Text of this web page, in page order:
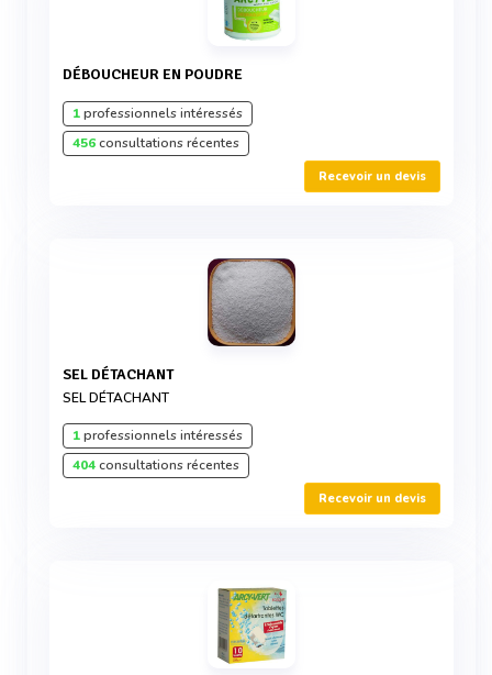
DÉBOUCHEUR EN POUDRE
1professionnels intéressés
456consultations récentes
Recevoir un devis
SEL DÉTACHANT
SEL DÉTACHANT
1professionnels intéressés
404consultations récentes
Recevoir un devis